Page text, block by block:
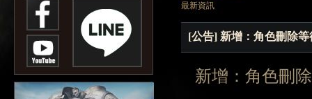
最新資訊
[公告] 新增：角色刪除
新增：角色刪